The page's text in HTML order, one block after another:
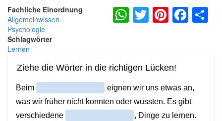
Fachliche Einordnung
Allgemeinwissen
Psychologie
Schlagwörter
Lernen
WhatsApp
Twitter